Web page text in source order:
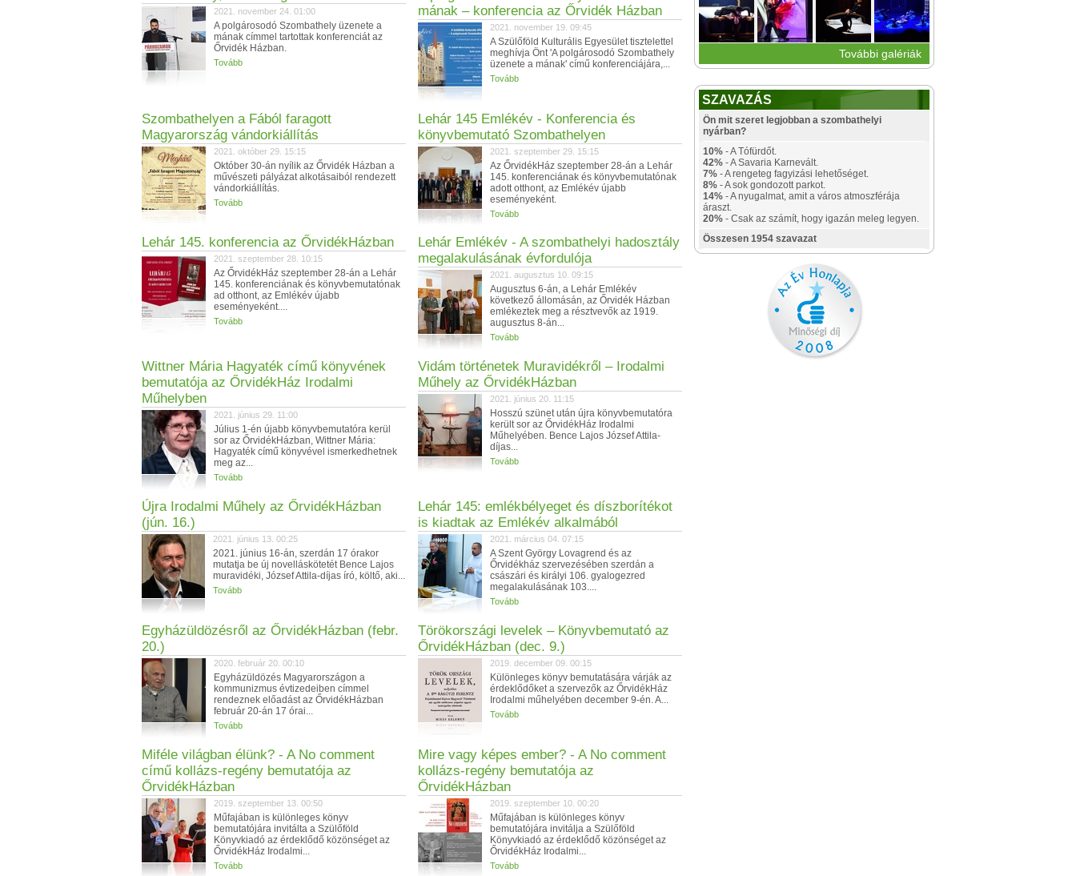
2021. november 24. 01:00
A polgárosodó Szombathely üzenete a
mának címmel tartottak konferenciát az
Őrvidék Házban.
Tovább
mának – konferencia az Őrvidék Házban
2021. november 19. 09:45
A Szülőföld Kulturális Egyesület tisztelettel
meghívja Önt 'A polgárosodó Szombathely
üzenete a mának' című konferenciájára,...
Tovább
Szombathelyen a Fából faragott
Magyarország vándorkiállítás
2021. október 29. 15:15
Október 30-án nyílik az Őrvidék Házban a
művészeti pályázat alkotásaiból rendezett
vándorkiállítás.
Tovább
Lehár 145 Emlékév - Konferencia és
könyvbemutató Szombathelyen
2021. szeptember 29. 15:15
Az ŐrvidékHáz szeptember 28-án a Lehár
145. konferenciának és könyvbemutatónak
adott otthont, az Emlékév újabb
eseményeként.
Tovább
Lehár 145. konferencia az ŐrvidékHázban
2021. szeptember 28. 10:15
Az ŐrvidékHáz szeptember 28-án a Lehár
145. konferenciának és könyvbemutatónak
ad otthont, az Emlékév újabb
eseményeként....
Tovább
Lehár Emlékév - A szombathelyi hadosztály
megalakulásának évfordulója
2021. augusztus 10. 09:15
Augusztus 6-án, a Lehár Emlékév
következő állomásán, az Őrvidék Házban
emlékeztek meg a résztvevők az 1919.
augusztus 8-án...
Tovább
Wittner Mária Hagyaték című könyvének
bemutatója az ŐrvidékHáz Irodalmi
Műhelyben
2021. június 29. 11:00
Július 1-én újabb könyvbemutatóra kerül
sor az ŐrvidékHázban, Wittner Mária:
Hagyaték című könyvével ismerkedhetnek
meg az...
Tovább
Vidám történetek Muravidékről – Irodalmi
Műhely az ŐrvidékHázban
2021. június 20. 11:15
Hosszú szünet után újra könyvbemutatóra
került sor az ŐrvidékHáz Irodalmi
Műhelyében. Bence Lajos József Attila-
díjas...
Tovább
Újra Irodalmi Műhely az ŐrvidékHázban
(jún. 16.)
2021. június 13. 00:25
2021. június 16-án, szerdán 17 órakor
mutatja be új novelláskötetét Bence Lajos
muravidéki, József Attila-díjas író, költő, aki...
Tovább
Lehár 145: emlékbélyeget és díszborítékot
is kiadtak az Emlékév alkalmából
2021. március 04. 07:15
A Szent György Lovagrend és az
Őrvidékház szervezésében szerdán a
császári és királyi 106. gyalogezred
megalakulásának 103....
Tovább
Egyházüldözésről az ŐrvidékHázban (febr.
20.)
2020. február 20. 00:10
Egyházüldözés Magyarországon a
kommunizmus évtizedeiben címmel
rendeznek előadást az ŐrvidékHázban
február 20-án 17 órai...
Tovább
Törökországi levelek – Könyvbemutató az
ŐrvidékHázban (dec. 9.)
2019. december 09. 00:15
Különleges könyv bemutatására várják az
érdeklődőket a szervezők az ŐrvidékHáz
Irodalmi műhelyében december 9-én. A...
Tovább
Miféle világban élünk? - A No comment
című kollázs-regény bemutatója az
ŐrvidékHázban
2019. szeptember 13. 00:50
Műfajában is különleges könyv
bemutatójára invitálta a Szülőföld
Könyvkiadó az érdeklődő közönséget az
ŐrvidékHáz Irodalmi...
Tovább
Mire vagy képes ember? - A No comment
kollázs-regény bemutatója az
ŐrvidékHázban
2019. szeptember 10. 00:20
Műfajában is különleges könyv
bemutatójára invitálja a Szülőföld
Könyvkiadó az érdeklődő közönséget az
ŐrvidékHáz Irodalmi...
Tovább
További galériák
SZAVAZÁS
Ön mit szeret legjobban a szombathelyi
nyárban?
10% - A Tófürdőt.
42% - A Savaria Karnevált.
7% - A rengeteg fagyizási lehetőséget.
8% - A sok gondozott parkot.
14% - A nyugalmat, amit a város atmoszférája
áraszt.
20% - Csak az számít, hogy igazán meleg legyen.
Összesen 1954 szavazat